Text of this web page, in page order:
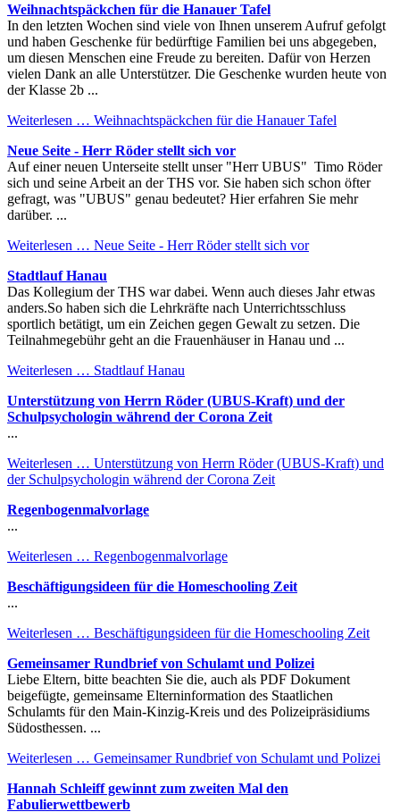
Weihnachtspäckchen für die Hanauer Tafel
In den letzten Wochen sind viele von Ihnen unserem Aufruf gefolgt
und haben Geschenke für bedürftige Familien bei uns abgegeben,
um diesen Menschen eine Freude zu bereiten. Dafür von Herzen
vielen Dank an alle Unterstützer. Die Geschenke wurden heute von
der Klasse 2b ...
Weiterlesen … Weihnachtspäckchen für die Hanauer Tafel
Neue Seite - Herr Röder stellt sich vor
Auf einer neuen Unterseite stellt unser "Herr UBUS" Timo Röder
sich und seine Arbeit an der THS vor. Sie haben sich schon öfter
gefragt, was "UBUS" genau bedeutet? Hier erfahren Sie mehr
darüber. ...
Weiterlesen … Neue Seite - Herr Röder stellt sich vor
Stadtlauf Hanau
Das Kollegium der THS war dabei. Wenn auch dieses Jahr etwas
anders.So haben sich die Lehrkräfte nach Unterrichtsschluss
sportlich betätigt, um ein Zeichen gegen Gewalt zu setzen. Die
Teilnahmegebühr geht an die Frauenhäuser in Hanau und ...
Weiterlesen … Stadtlauf Hanau
Unterstützung von Herrn Röder (UBUS-Kraft) und der
Schulpsychologin während der Corona Zeit
...
Weiterlesen … Unterstützung von Herrn Röder (UBUS-Kraft) und
der Schulpsychologin während der Corona Zeit
Regenbogenmalvorlage
...
Weiterlesen … Regenbogenmalvorlage
Beschäftigungsideen für die Homeschooling Zeit
...
Weiterlesen … Beschäftigungsideen für die Homeschooling Zeit
Gemeinsamer Rundbrief von Schulamt und Polizei
Liebe Eltern, bitte beachten Sie die, auch als PDF Dokument
beigefügte, gemeinsame Elterninformation des Staatlichen
Schulamts für den Main-Kinzig-Kreis und des Polizeipräsidiums
Südosthessen. ...
Weiterlesen … Gemeinsamer Rundbrief von Schulamt und Polizei
Hannah Schleiff gewinnt zum zweiten Mal den
Fabulierwettbewerb